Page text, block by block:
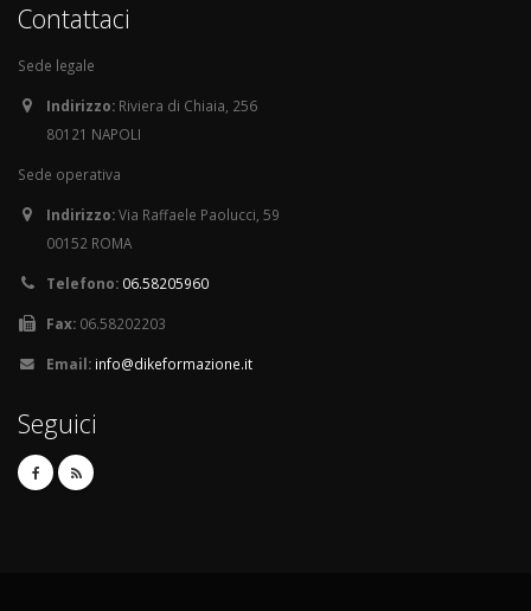
Contattaci
Sede legale
Indirizzo: Riviera di Chiaia, 256
80121 NAPOLI
Sede operativa
Indirizzo:Via Raffaele Paolucci, 59
00152 ROMA
Telefono: 06.58205960
Fax: 06.58202203
Email: info@dikeformazione.it
Seguici